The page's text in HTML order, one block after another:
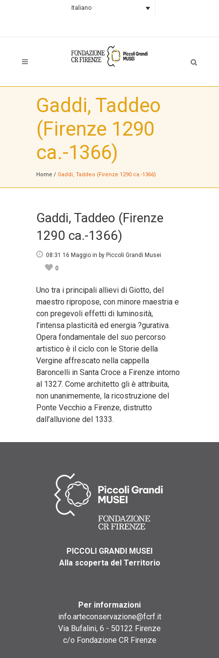
Italiano
Gaddi, Taddeo
(Firenze 1290
ca.-1366)
Home / Gaddi, Taddeo (Firenze 1290 ca.-1366)
Gaddi, Taddeo (Firenze
1290 ca.-1366)
08:31 16 Maggio in by Piccoli Grandi Musei
0
Uno tra i principali allievi di Giotto, del
maestro ripropose, con minore maestria e
con pregevoli effetti di luminosità,
l’intensa plasticità ed energia ?gurativa.
Opera fondamentale del suo percorso
artistico è il ciclo con le Storie della
Vergine affrescato nella cappella
Baroncelli in Santa Croce a Firenze intorno
al 1327. Come architetto gli è attribuita,
non unanimemente, la ricostruzione del
Ponte Vecchio a Firenze, distrutto
dall’alluvione del 1333.
PICCOLI GRANDI MUSEI
Alla scoperta del Territorio
Per informazioni
info.arteconservazione@fcrf.it
Via Bufalini, 6 - 50122 Firenze
c/o Fondazione CR Firenze